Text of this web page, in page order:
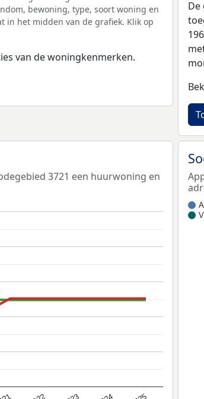
bewoning, type, soort woning en
in het midden van de grafiek. Klik op
van de woningkenmerken.
De
3721 een huurwoning en